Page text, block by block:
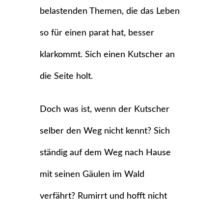
belastenden Themen, die das Leben
so für einen parat hat, besser
klarkommt. Sich einen Kutscher an
die Seite holt.
Doch was ist, wenn der Kutscher
selber den Weg nicht kennt? Sich
ständig auf dem Weg nach Hause
mit seinen Gäulen im Wald
verfährt? Rumirrt und hofft nicht